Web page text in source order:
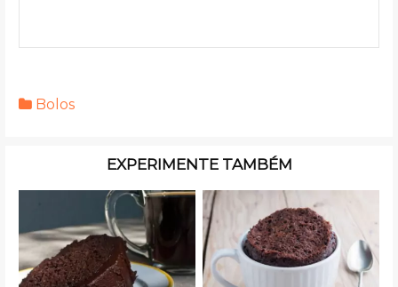
Bolos
EXPERIMENTE TAMBÉM